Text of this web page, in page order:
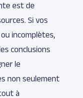
est de
Si vos
incomplètes,
conclusions
le
non seulement
à